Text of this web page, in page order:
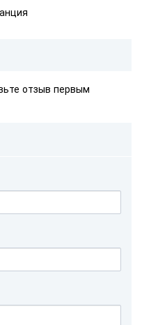
отзыв первым